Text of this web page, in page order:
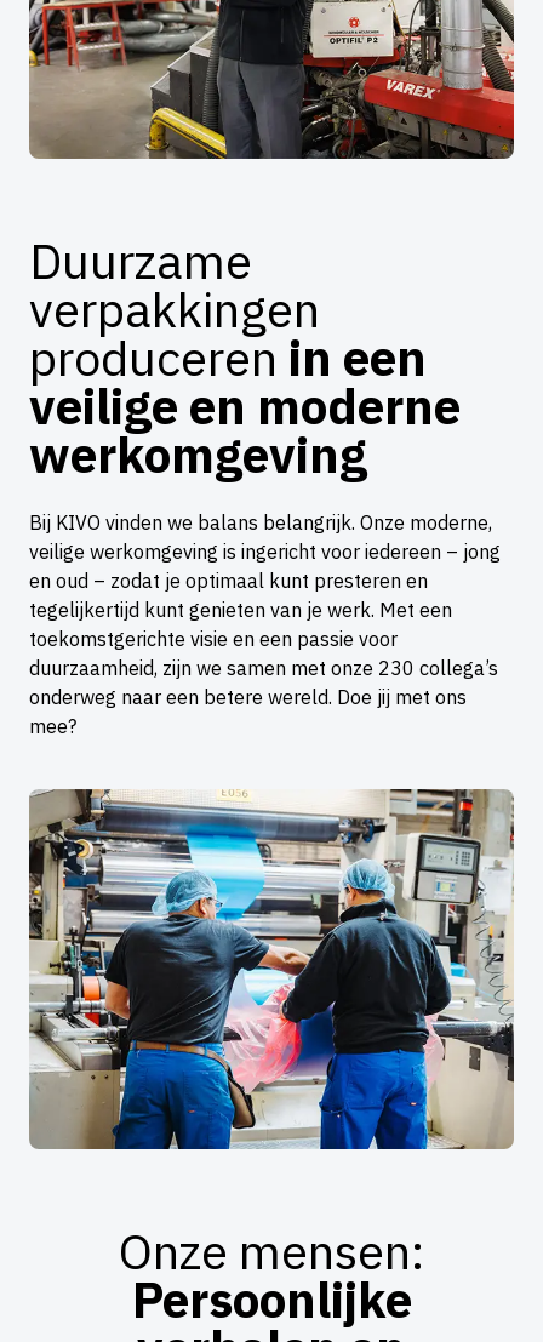
Duurzame
verpakkingen
produceren in een
veilige en moderne
werkomgeving
Bij KIVO vinden we balans belangrijk. Onze moderne,
veilige werkomgeving is ingericht voor iedereen – jong
en oud – zodat je optimaal kunt presteren en
tegelijkertijd kunt genieten van je werk. Met een
toekomstgerichte visie en een passie voor
duurzaamheid, zijn we samen met onze 230 collega’s
onderweg naar een betere wereld. Doe jij met ons
mee?
Onze mensen:
Persoonlijke